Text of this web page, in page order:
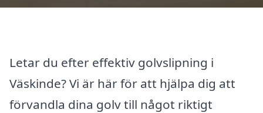
Letar du efter effektiv golvslipning i
Väskinde? Vi är här för att hjälpa dig att
förvandla dina golv till något riktigt